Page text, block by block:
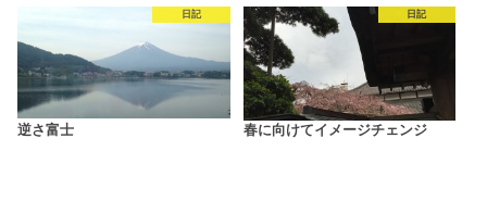
日記
逆さ富士
日記
春に向けてイメージチェンジ